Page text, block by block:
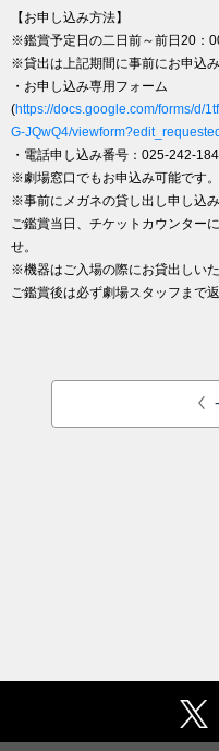
【お申し込み方法】
※鑑賞予定日の二日前～前日20：
※貸出は上記期間に事前にお申込
・お申し込み専用フォーム
(https://docs.google.com/forms/d/
G-JQwQ4/
・電話申し込み番号：025-242-
※劇場窓口でもお申込み可能です
※事前にメガネの貸し出し申し込み
ご鑑賞当日、チケットカウンター
せ。
※機器はご入場の際にお貸出しいた
ご鑑賞後は必ず劇場スタッフまで